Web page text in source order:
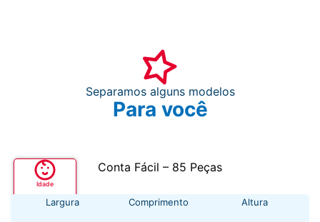
Separamos alguns modelos
Para você
Idade
+ 3 anos
Conta Fácil – 85 Peças
Largura Comprimento Altura